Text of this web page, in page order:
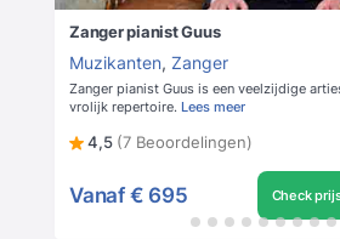
Zanger pianist Guus
Muzikanten, Zanger
Zanger pianist Guus is een veelzijdige
vrolijk repertoire. Lees meer
4,5 (7 Beoordelingen)
Vanaf € 695 Check